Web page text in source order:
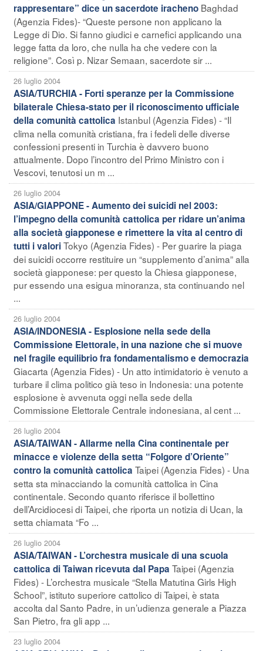
rappresentare” dice un sacerdote iracheno Baghdad
(Agenzia Fides)- “Queste persone non applicano la
Legge di Dio. Si fanno giudici e carnefici applicando una
legge fatta da loro, che nulla ha che vedere con la
religione”. Così p. Nizar Semaan, sacerdote sir ...
26 luglio 2004
ASIA/TURCHIA - Forti speranze per la Commissione
bilaterale Chiesa-stato per il riconoscimento ufficiale
della comunità cattolica Istanbul (Agenzia Fides) - “Il
clima nella comunità cristiana, fra i fedeli delle diverse
confessioni presenti in Turchia è davvero buono
attualmente. Dopo l’incontro del Primo Ministro con i
Vescovi, tenutosi un m ...
26 luglio 2004
ASIA/GIAPPONE - Aumento dei suicidi nel 2003:
l’impegno della comunità cattolica per ridare un’anima
alla società giapponese e rimettere la vita al centro di
tutti i valoriTokyo (Agenzia Fides) - Per guarire la piaga
dei suicidi occorre restituire un “supplemento d’anima” alla
società giapponese: per questo la Chiesa giapponese,
pur essendo una esigua minoranza, sta continuando nel
...
26 luglio 2004
ASIA/INDONESIA - Esplosione nella sede della
Commissione Elettorale, in una nazione che si muove
nel fragile equilibrio fra fondamentalismo e democrazia
Giacarta (Agenzia Fides) - Un atto intimidatorio è venuto a
turbare il clima politico già teso in Indonesia: una potente
esplosione è avvenuta oggi nella sede della
Commissione Elettorale Centrale indonesiana, al cent ...
26 luglio 2004
ASIA/TAIWAN - Allarme nella Cina continentale per
minacce e violenze della setta “Folgore d’Oriente”
contro la comunità cattolica Taipei (Agenzia Fides) - Una
setta sta minacciando la comunità cattolica in Cina
continentale. Secondo quanto riferisce il bollettino
dell’Arcidiocesi di Taipei, che riporta un notizia di Ucan, la
setta chiamata “Fo ...
26 luglio 2004
ASIA/TAIWAN - L’orchestra musicale di una scuola
cattolica di Taiwan ricevuta dal Papa Taipei (Agenzia
Fides) - L’orchestra musicale “Stella Matutina Girls High
School”, istituto superiore cattolico di Taipei, è stata
accolta dal Santo Padre, in un’udienza generale a Piazza
San Pietro, fra gli app ...
23 luglio 2004